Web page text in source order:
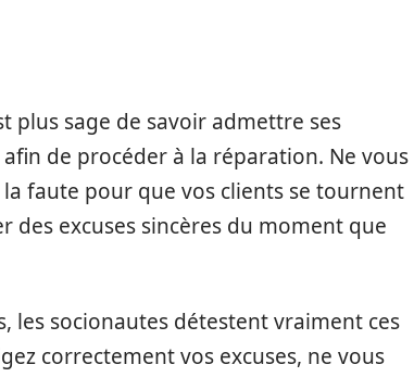
plus sage de savoir admettre ses
de procéder à la réparation. Ne vous
faute pour que vos clients se tournent
des excuses sincères du moment que
les socionautes détestent vraiment ces
correctement vos excuses, ne vous